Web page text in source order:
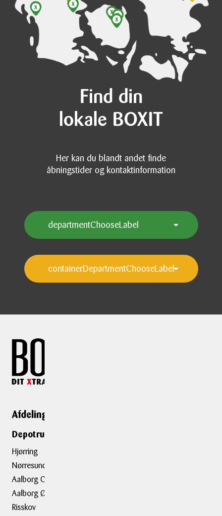
Find din
lokale BOXIT
Her kan du blandt andet finde
åbningstider og kontaktinformation
Afdelinger
Depotrumsafdelinger
Hjørring
Nørresundby
Aalborg C
Aalborg Ø
Risskov